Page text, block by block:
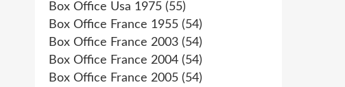
Box Office Usa 1975 (55)
Box Office France 1955 (54)
Box Office France 2003 (54)
Box Office France 2004 (54)
Box Office France 2005 (54)